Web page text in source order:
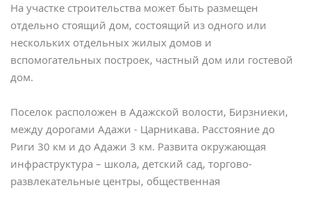
На участке строительства может быть размещен
отдельно стоящий дом, состоящий из одного или
нескольких отдельных жилых домов и
вспомогательных построек, частный дом или гостевой
дом.
Поселок расположен в Адажской волости, Бирзниеки,
между дорогами Адажи - Царникава. Расстояние до
Риги 30 км и до Адажи 3 км. Развита окружающая
инфраструктура – ​​школа, детский сад, торгово-
развлекательные центры, общественная